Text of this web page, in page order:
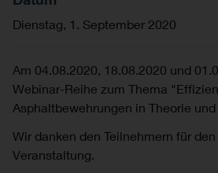
Dienstag, 1. September 2020
Am 04.08.2020, 18.08.2020 und
Webinar-Reihe zum Thema
Asphaltbewehrungen in Theorie
Wir danken den Teilnehmern für
Veranstaltung.